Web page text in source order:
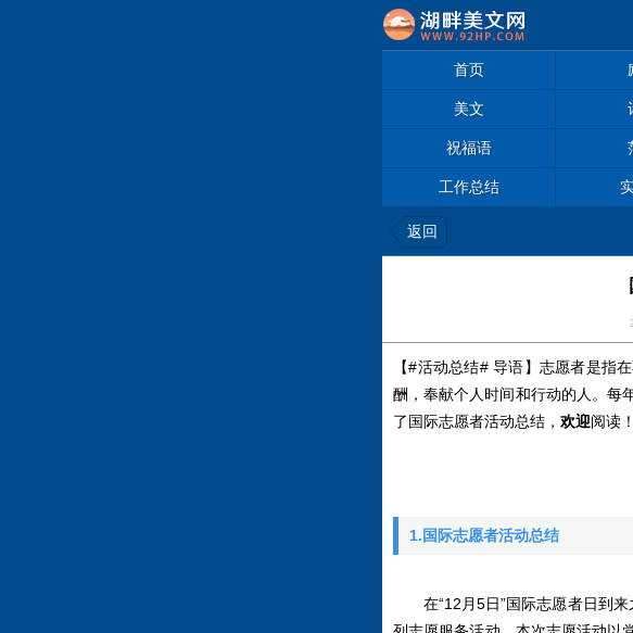
首页
美文
祝福语
工作总结
返回
【#活动总结# 导语】志愿者是指
酬，奉献个人时间和行动的人。每
了国际志愿者活动总结， 欢迎阅读！
1.国际志愿者活动总结
在“12月5日”国际志愿者日到来